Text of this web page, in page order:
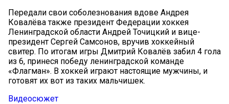
Передали свои соболезнования вдове Андрея
Ковалёва также президент Федерации хоккея
Ленинградской области Андрей Точицкий и вице-
президент Сергей Самсонов, вручив хоккейный
свитер. По итогам игры Дмитрий Ковалёв забил 4 гола
из 6, принеся победу ленинградской команде
«Флагман». В хоккей играют настоящие мужчины, и
готовят их вот из таких мальчишек.
Видеосюжет